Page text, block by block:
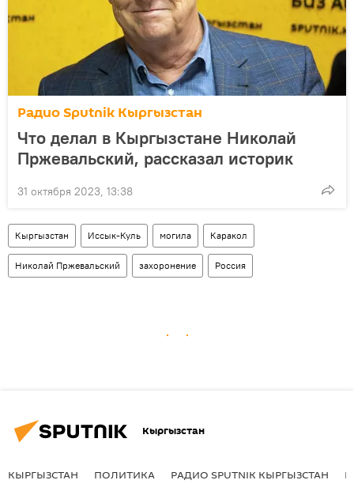
Радио Sputnik Кыргызстан
Что делал в Кыргызстане Николай
Пржевальский, рассказал историк
31 октября 2023, 13:38
Кыргызстан Иссык-Куль могила Каракол
Николай Пржевальский захоронение Россия
Кыргызстан
КЫРГЫЗСТАН ПОЛИТИКА РАДИО SPUTNIK КЫРГЫЗСТАН